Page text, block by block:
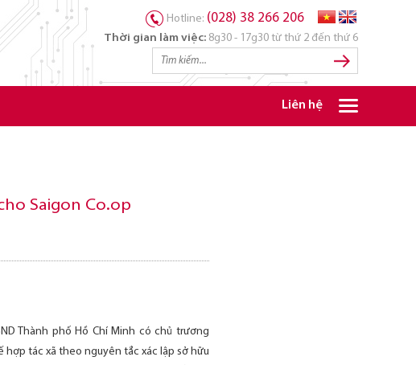
Hotline: (028) 38 266 206
Thời gian làm việc: 8g30 - 17g30 từ thứ 2 đến thứ 6
Liên hệ
Saigon Co.op
Thành phố Hồ Chí Minh có chủ trương
hợp tác xã theo nguyên tắc xác lập sở hữu